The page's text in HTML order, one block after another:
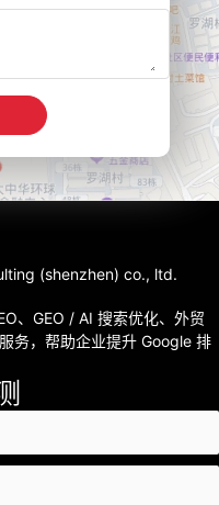
(shenzhen) co., ltd.
、GEO / AI 搜索优化、外贸
务，帮助企业提升 Google 排